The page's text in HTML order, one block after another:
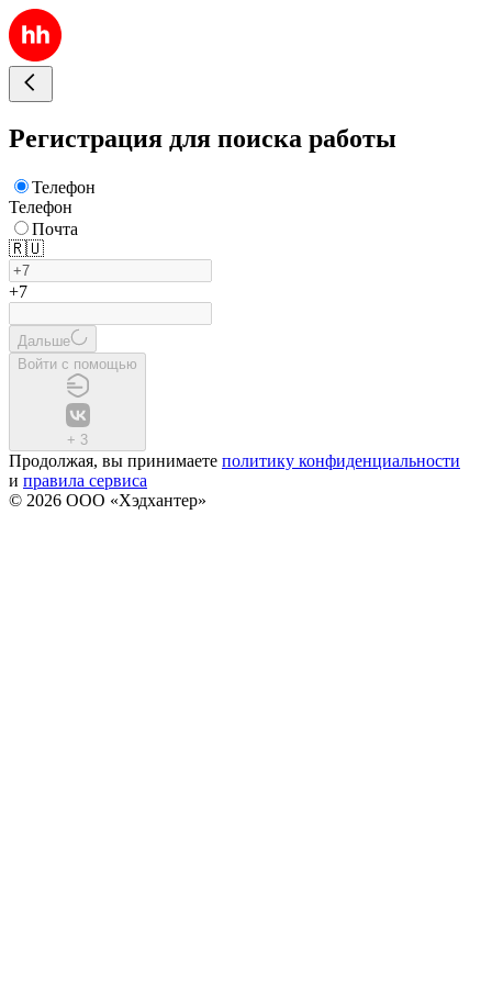
Регистрация для поиска работы
Телефон
Телефон
Почта
🇷🇺
+7
Дальше
Войти с помощью
+ 3
Продолжая, вы принимаете политику конфиденциальности
и правила сервиса
© 2026 ООО «Хэдхантер»